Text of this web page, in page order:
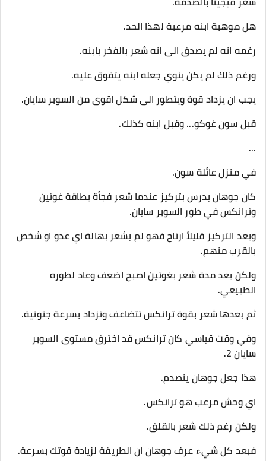
هل موهبة ابنه مرعبة لهذا الحد.
رغمه انه لم يصدق الى انه شعر بالفخر بابنه.
ورغم ذلك لم يكن ينوي جعله ابنه يتفوق عليه.
يجب ان يزداد قوة ويتطور الى شكل اقوى من السوبر سايان.
قبل سون غوكو... وقبل ابنه كذلك.
...
في منزل عائلة سون.
كان جوهان يدرس بتركيز عندما شعر فجأة بطاقة غوتين
وترانكس في طور السوبر سايان.
وبعد التركيز قليلاً ارتاح فهو لم يشعر بهالة اي عدو او شخص
بالقرب منهم.
ولكن بعد مدة شعر بغوتين اصبح اضعف وعاد لطوره
الطبيعي.
ثم بعدها شعر بقوة ترانكس تتضاعف وتزداد بسرعة جنونية.
وفي وقت قياسي كان ترانكس قد اخترق مستوى السوبر
سايان 2.
هذا جعل جوهان ينصدم.
اي وحش مرعب هو ترانكس.
ولكن رغم ذلك شعر بالقلق.
فبعد كل شيء عرف جوهان ان الطريقة لزيادة قوتك بسرعة.